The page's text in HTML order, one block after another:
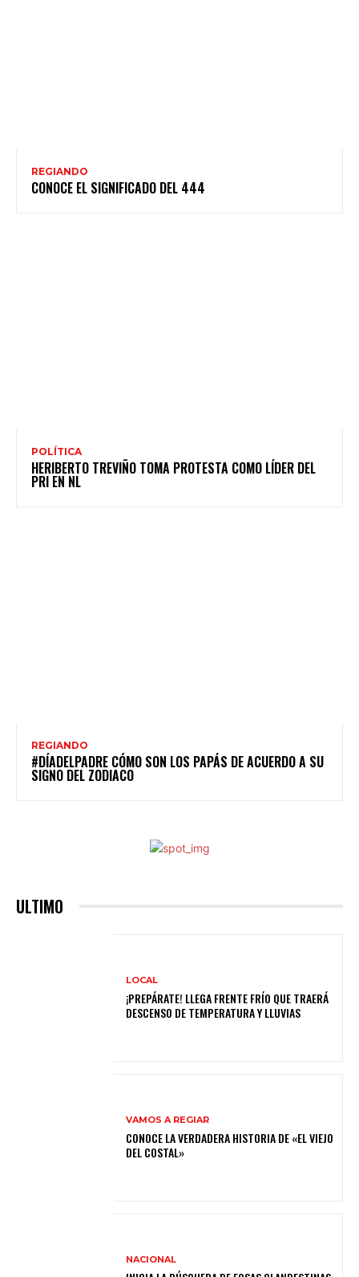
REGIANDO
CONOCE EL SIGNIFICADO DEL 444
POLÍTICA
HERIBERTO TREVIÑO TOMA PROTESTA COMO LÍDER DEL
PRI EN NL
REGIANDO
#DÍADELPADRE CÓMO SON LOS PAPÁS DE ACUERDO A SU
SIGNO DEL ZODIACO
ULTIMO
LOCAL
¡PREPÁRATE! LLEGA FRENTE FRÍO QUE TRAERÁ
DESCENSO DE TEMPERATURA Y LLUVIAS
VAMOS A REGIAR
CONOCE LA VERDADERA HISTORIA DE «EL VIEJO
DEL COSTAL»
NACIONAL